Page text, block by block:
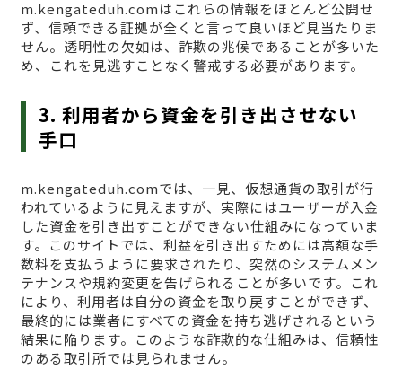
m.kengateduh.comはこれらの情報をほとんど公開せ
ず、信頼できる証拠が全くと言って良いほど見当たりま
せん。透明性の欠如は、詐欺の兆候であることが多いた
め、これを見逃すことなく警戒する必要があります。
3. 利用者から資金を引き出させない
手口
m.kengateduh.comでは、一見、仮想通貨の取引が行
われているように見えますが、実際にはユーザーが入金
した資金を引き出すことができない仕組みになっていま
す。このサイトでは、利益を引き出すためには高額な手
数料を支払うように要求されたり、突然のシステムメン
テナンスや規約変更を告げられることが多いです。これ
により、利用者は自分の資金を取り戻すことができず、
最終的には業者にすべての資金を持ち逃げされるという
結果に陥ります。このような詐欺的な仕組みは、信頼性
のある取引所では見られません。